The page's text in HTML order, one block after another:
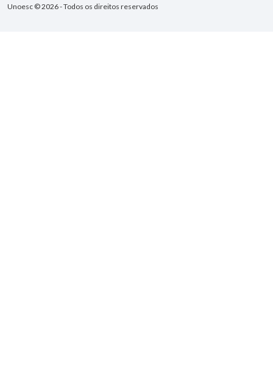
Unoesc © 2026 - Todos os direitos reservados